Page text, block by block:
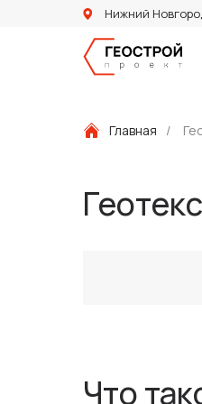
Нижний
Главная /
Что